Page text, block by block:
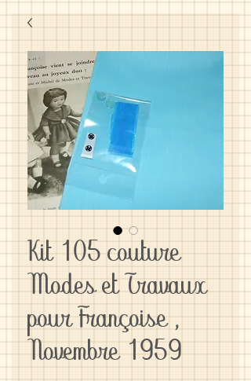
Kit 105 couture
Modes et Travaux
pour Françoise ,
Novembre 1959